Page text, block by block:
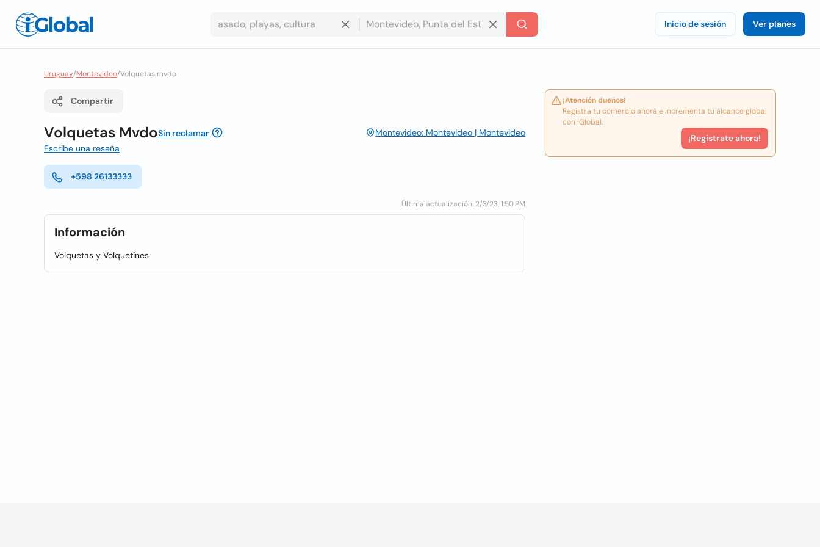
Inicio de sesión Ver planes
Uruguay/Montevideo/Volquetas mvdo
Compartir
Volquetas MvdoSin reclamar
Montevideo: Montevideo | Montevideo
Escribe una reseña
+598 26133333
Última actualización: 2/3/23, 1:50 PM
Información
Volquetas y Volquetines
¡Atención dueños!
Registra tu comercio ahora e incrementa tu alcance global
con iGlobal.
¡Registrate ahora!